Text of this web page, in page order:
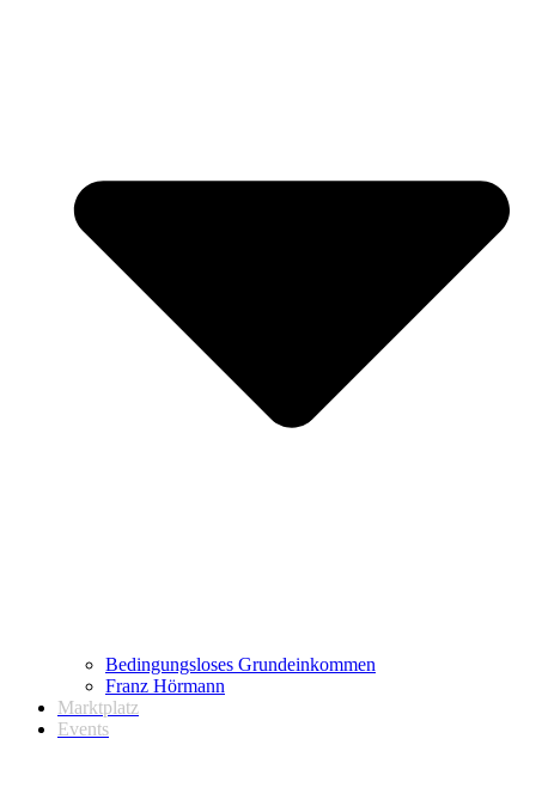
Bedingungsloses Grundeinkommen
Franz Hörmann
Marktplatz
Events